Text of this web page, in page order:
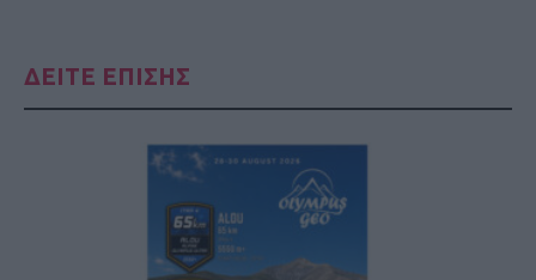
ΔΕΙΤΕ ΕΠΙΣΗΣ